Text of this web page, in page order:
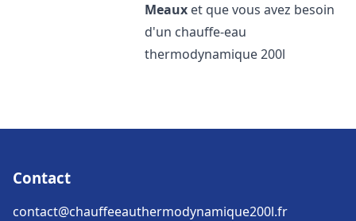
Meaux et que vous avez besoin
d'un chauffe-eau
thermodynamique 200l
Contact
contact@chauffeeauthermodynamique200l.fr